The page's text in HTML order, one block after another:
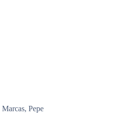
Marcas, Pepe